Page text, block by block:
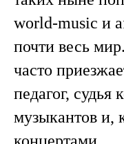
world-music и
почти весь
часто
педагог, судья
музыкантов и,
концертами.